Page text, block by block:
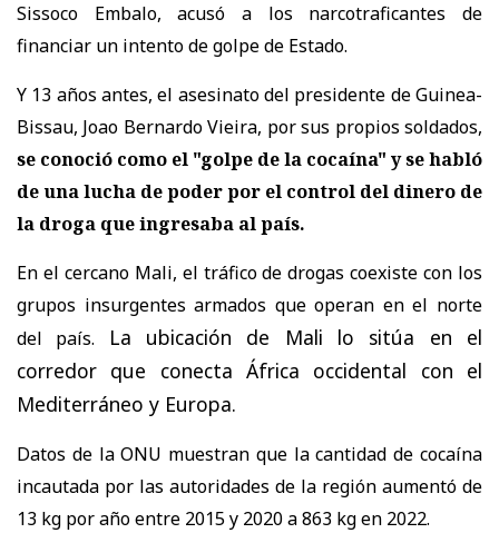
Sissoco Embalo, acusó a los narcotraficantes de
financiar un intento de golpe de Estado.
Y 13 años antes, el asesinato del presidente de Guinea-
Bissau, Joao Bernardo Vieira, por sus propios soldados,
se conoció como el "golpe de la cocaína" y se habló
de una lucha de poder por el control del dinero de
la droga que ingresaba al país.
En el cercano Mali, el tráfico de drogas coexiste con los
grupos insurgentes armados que operan en el norte
del país.
La ubicación de Mali lo sitúa
en el
corredor que conecta África occidental con el
Mediterráneo y Europa.
Datos de la ONU muestran que la cantidad de cocaína
incautada por las autoridades de la región aumentó de
13 kg por año entre 2015 y 2020 a 863 kg en 2022.